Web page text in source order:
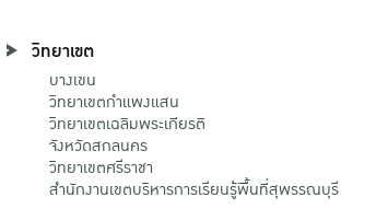
วิทยาเขต
บางเขน
วิทยาเขตกําแพงแสน
วิทยาเขตเฉลิมพระเกียรติ
จังหวัดสกลนคร
วิทยาเขตศรีราชา
สำนักงานเขตบริหารการเรียนรู้พื้นที่สุพรรณบุรี